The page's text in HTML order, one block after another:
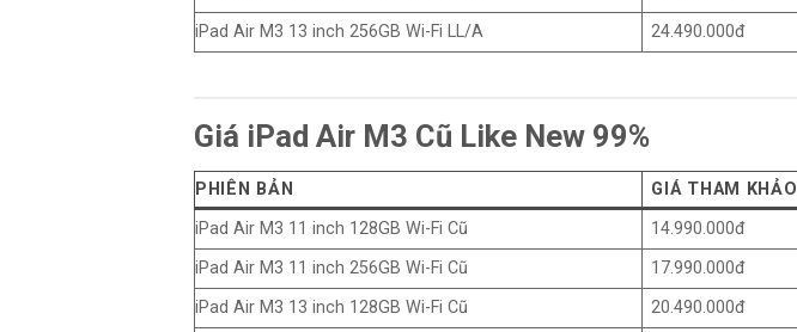
iPad Air M3 13 inch 256GB Wi-Fi LL/A
24.490.000đ
Giá iPad Air M3 Cũ Like New 99%
PHIÊN BẢN
GIÁ THAM KHẢO
iPad Air M3 11 inch 128GB Wi-Fi Cũ
14.990.000đ
iPad Air M3 11 inch 256GB Wi-Fi Cũ
17.990.000đ
iPad Air M3 13 inch 128GB Wi-Fi Cũ
20.490.000đ